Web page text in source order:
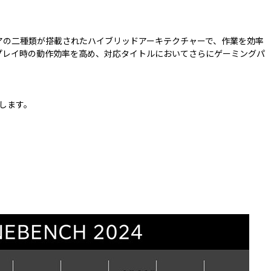
二種類が搭載されたハイブリッドアーキテクチャーで、作業を効率
イ時の動作効率を高め、対応タイトルにおいてさらにゲーミングパ
す。